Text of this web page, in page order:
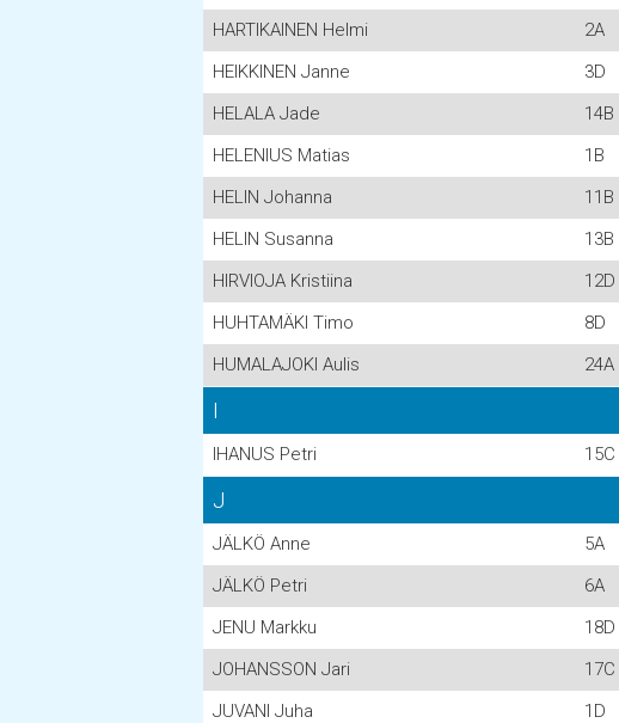
HARTIKAINEN Helmi
2A
HEIKKINEN Janne
3D
HELALA Jade
14B
HELENIUS Matias
1B
HELIN Johanna
11B
HELIN Susanna
13B
HIRVIOJA Kristiina
12D
HUHTAMÄKI Timo
8D
HUMALAJOKI Aulis
24A
I
IHANUS Petri 15C
J
JÄLKÖ Anne 5A
JÄLKÖ Petri
6A
JENU Markku
18D
JOHANSSON Jari
17C
JUVANI Juha
1D